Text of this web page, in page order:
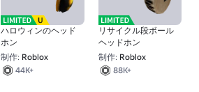
ハロウィンのヘッド
ホン
制作: Roblox
44K+
リサイクル段ボール
ヘッドホン
制作: Roblox
88K+